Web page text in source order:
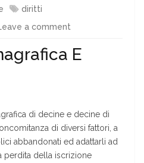
diritti
a comment
E
di decine e decine di
di diversi fattori, a
abbandonati ed adattarli ad
perdita della iscrizione